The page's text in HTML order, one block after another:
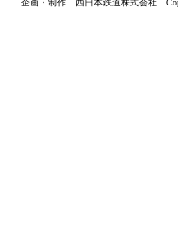
企画・制作 西日本鉄道株式会社